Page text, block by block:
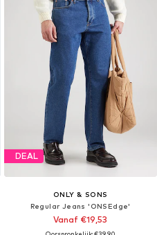
DEAL
ONLY & SONS
Regular Jeans 'ONSEdge'
Vanaf €19,53